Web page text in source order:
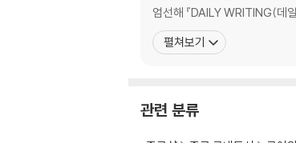
016 Do you know...? ~를 아니?
017 Do you know what...? ~가
018 Do you know why...? 왜 ~
엄선해 『DAILY WRITING(데
펼쳐보기
관련 분류